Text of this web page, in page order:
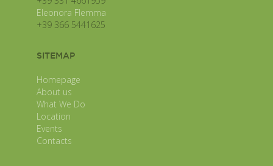
Eleonora Flemma
+39 366 5441625
SITEMAP
Homepage
About us
What We Do
Location
Events
Contacts